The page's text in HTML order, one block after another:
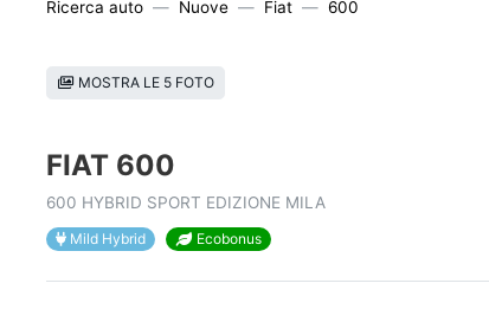
Ricerca auto Nuove Fiat 600
MOSTRA LE 5 FOTO
FIAT 600
600 HYBRID SPORT EDIZIONE MILA
Mild Hybrid Ecobonus